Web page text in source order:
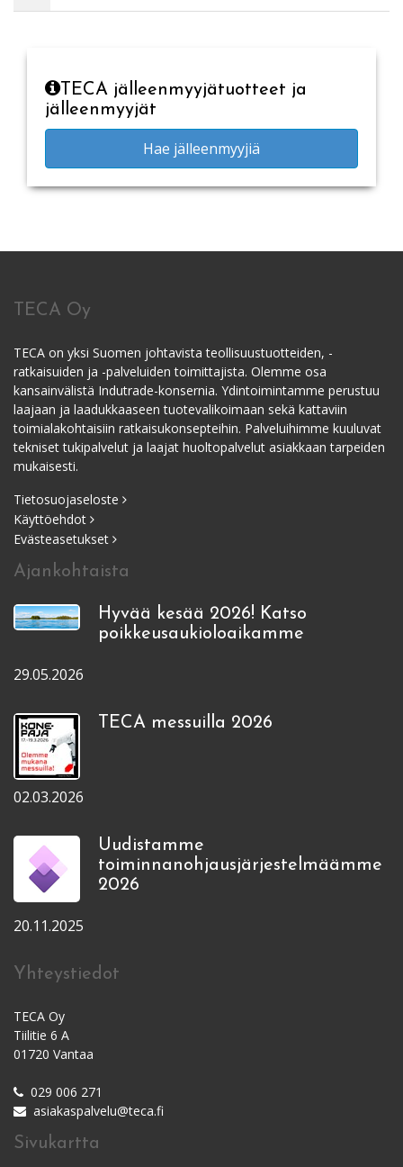
TECA jälleenmyyjätuotteet ja
jälleenmyyjät
Hae jälleenmyyjiä
TECA Oy
TECA on yksi Suomen johtavista teollisuustuotteiden, -
ratkaisuiden ja -palveluiden toimittajista. Olemme osa
kansainvälistä Indutrade-konsernia. Ydintoimintamme perustuu
laajaan ja laadukkaaseen tuotevalikoimaan sekä kattaviin
toimialakohtaisiin ratkaisukonsepteihin. Palveluihimme kuuluvat
tekniset tukipalvelut ja laajat huoltopalvelut asiakkaan tarpeiden
mukaisesti.
Tietosuojaseloste
Käyttöehdot
Evästeasetukset
Ajankohtaista
Hyvää kesää 2026! Katso
poikkeusaukioloaikamme
29.05.2026
TECA messuilla 2026
02.03.2026
Uudistamme
toiminnanohjausjärjestelmäämme
2026
20.11.2025
Yhteystiedot
TECA Oy
Tiilitie 6 A
01720 Vantaa
029 006 271
asiakaspalvelu@teca.fi
Sivukartta